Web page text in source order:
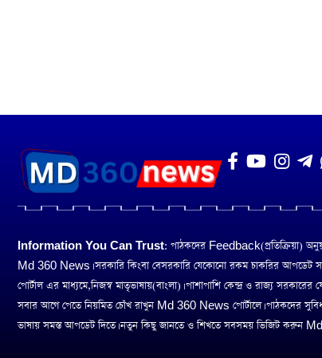
Information You Can Trust: পাঠকদের Feedback(প্রতিক্রিয়া)
Md 360 News। সরকারি কিংবা বেসরকারি যেকোনো রকম চাকরির
পোর্টাল এর মাধ্যমে,নিজস্ব মাতৃভাষায়(বাংলা)। পাশাপাশি কেন্দ্র ও রাজ্য
সবার আগে পেতে নিয়মিত চোঁখ রাখুন Md 360 News পোর্টালে। পাঠকদের
ভাষায় সমস্ত আপডেট দিতে। নতুন কিছু জানতে ও শিখতে সবসময় ভিজিট করুন